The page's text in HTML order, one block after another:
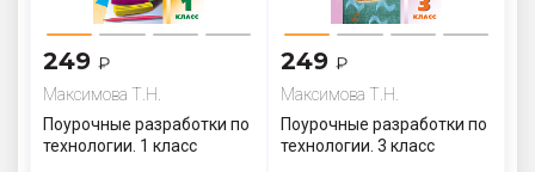
249 ₽
Максимова Т.Н.
Поурочные разработки по
технологии. 1 класс
249 ₽
Максимова Т.Н.
Поурочные разработки по
технологии. 3 класс